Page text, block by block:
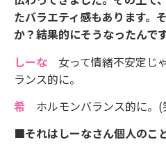
たバラエティ感もあります。
か？結果的にそうなったんで
しーな 女って情緒不安定じ
ランス的に。
希 ホルモンバランス的に。(
■それはしーなさん個人のこ